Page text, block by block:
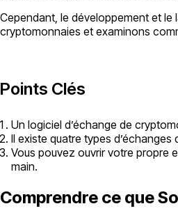
Cependant, le développement et le
cryptomonnaies et examinons
Points Clés
Un logiciel d’échange de
Il existe quatre types
Vous pouvez ouvrir votre propre
main.
Comprendre ce que